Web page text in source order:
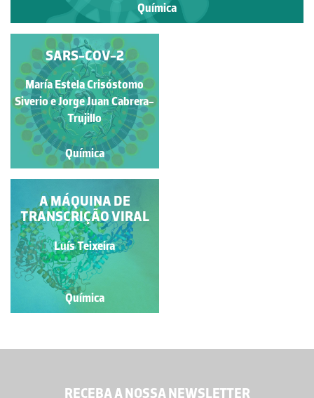
Química
ESTRUTURA
TRIDIMENSIONAL DA
GLICOPROTEÍNA S DO
VÍRUS SARS-COV-2
LIGADA À ENZIMA
HACE2
Pedro Alexandrino
Fernandes
Química
SARS-COV-2
María Estela Crisóstomo
Siverio e Jorge Juan Cabrera-
Trujillo
Química
GLICOPROTEÍNA S
Carola Jerves
Química
A MÁQUINA DE
TRANSCRIÇÃO VIRAL
Luís Teixeira
Química
RECEBA A NOSSA NEWSLETTER